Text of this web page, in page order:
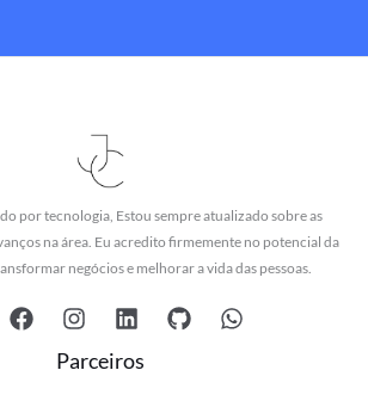
por tecnologia, Estou sempre atualizado sobre as
na área. Eu acredito firmemente no potencial da
negócios e melhorar a vida das pessoas.
Parceiros